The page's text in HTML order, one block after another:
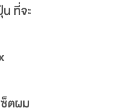
ที่จะ
ตผม